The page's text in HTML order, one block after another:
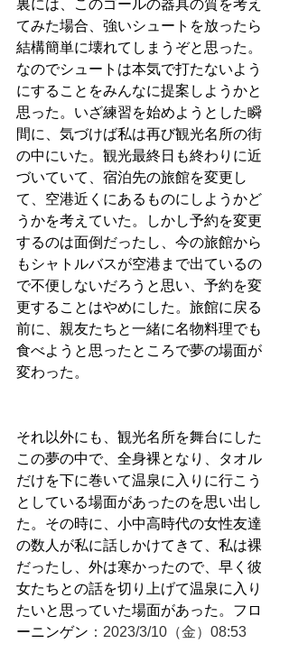
裏には、このゴールの器具の質を考え
てみた場合、強いシュートを放ったら
結構簡単に壊れてしまうぞと思った。
なのでシュートは本気で打たないよう
にすることをみんなに提案しようかと
思った。いざ練習を始めようとした瞬
間に、気づけば私は再び観光名所の街
の中にいた。観光最終日も終わりに近
づいていて、宿泊先の旅館を変更し
て、空港近くにあるものにしようかど
うかを考えていた。しかし予約を変更
するのは面倒だったし、今の旅館から
もシャトルバスが空港まで出ているの
で不便しないだろうと思い、予約を変
更することはやめにした。旅館に戻る
前に、親友たちと一緒に名物料理でも
食べようと思ったところで夢の場面が
変わった。
それ以外にも、観光名所を舞台にした
この夢の中で、全身裸となり、タオル
だけを下に巻いて温泉に入りに行こう
としている場面があったのを思い出し
た。その時に、小中高時代の女性友達
の数人が私に話しかけてきて、私は裸
だったし、外は寒かったので、早く彼
女たちとの話を切り上げて温泉に入り
たいと思っていた場面があった。フロ
ーニンゲン ：2023/3/10（金）08:53